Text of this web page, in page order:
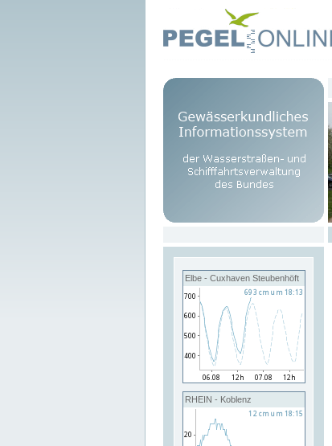
Elbe - Cuxhaven Steubenhöft
RHEIN - Koblenz